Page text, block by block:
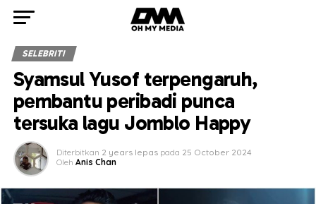
SELEBRITI
Syamsul Yusof terpengaruh,
pembantu peribadi punca
tersuka lagu Jomblo Happy
Diterbitkan 2 years lepas pada 25 October 2024
Oleh Anis Chan